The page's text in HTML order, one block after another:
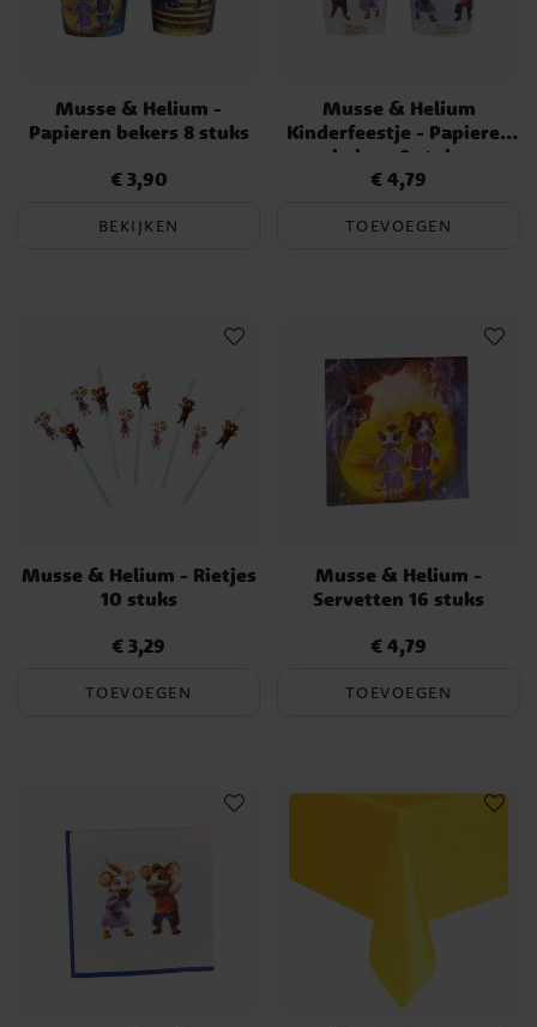
Musse & Helium -
Papieren bekers 8 stuks
Prijs :€ 3,90
€ 3,90
BEKIJKEN
Musse & Helium
Kinderfeestje - Papieren
bekers 8 stuks
Prijs :€ 4,79
€ 4,79
TOEVOEGEN
Musse & Helium - Rietjes
10 stuks
Prijs :€ 3,29
€ 3,29
TOEVOEGEN
Musse & Helium -
Servetten 16 stuks
Prijs :€ 4,79
€ 4,79
TOEVOEGEN